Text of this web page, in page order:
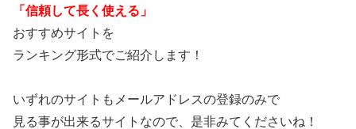
「信頼して長く使える」
おすすめサイトを
ランキング形式でご紹介します！
いずれのサイトもメールアドレスの登録のみで
見る事が出来るサイトなので、是非みてくださいね！